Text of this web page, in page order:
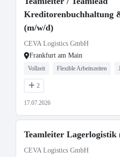
Kreditorenbuchhaltung
(m/w/d)
CEVA Logistics GmbH
Frankfurt am Main
Vollzeit Flexible Arbeitszeiten
2
17.07.2026
Teamleiter Lagerlogistik
CEVA Logistics GmbH